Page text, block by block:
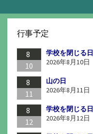
行事予定
8
10
学校を閉じる日
2026年8月10日
8
11
山の日
2026年8月11日
8
12
学校を閉じる日
2026年8月12日